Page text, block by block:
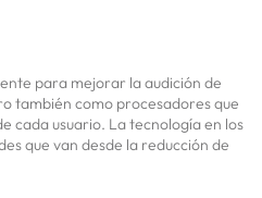
para mejorar la audición de
también como procesadores que
cada usuario. La tecnología en los
que van desde la reducción de